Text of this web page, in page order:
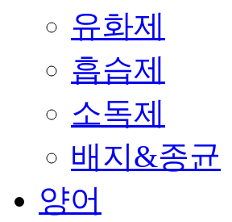
유화제
흡습제
소독제
배지&종균
양어